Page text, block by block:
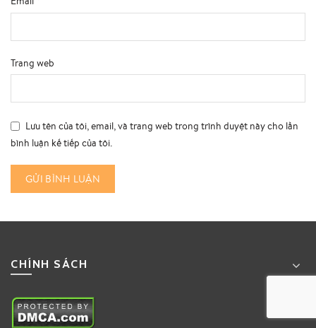
Trang web
Lưu tên của tôi, email, và trang web trong trình duyệt này cho lần
bình luận kế tiếp của tôi.
CHÍNH SÁCH